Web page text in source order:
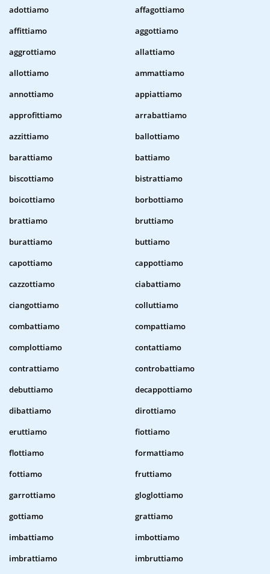
adottiamo
affagottiamo
affittiamo
aggottiamo
aggrottiamo
allattiamo
allottiamo
ammattiamo
annottiamo
appiattiamo
approfittiamo
arrabattiamo
azzittiamo
ballottiamo
barattiamo
battiamo
biscottiamo
bistrattiamo
boicottiamo
borbottiamo
brattiamo
bruttiamo
burattiamo
buttiamo
capottiamo
cappottiamo
cazzottiamo
ciabattiamo
ciangottiamo
colluttiamo
combattiamo
compattiamo
complottiamo
contattiamo
contrattiamo
controbattiamo
debuttiamo
decappottiamo
dibattiamo
dirottiamo
eruttiamo
fiottiamo
flottiamo
formattiamo
fottiamo
fruttiamo
garrottiamo
gloglottiamo
gottiamo
grattiamo
imbattiamo
imbottiamo
imbrattiamo
imbruttiamo